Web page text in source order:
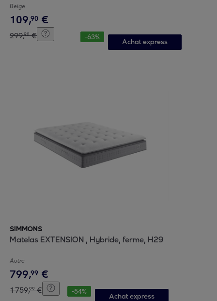
Beige
109,90 €
299,90 € -63%
Achat express
SIMMONS
Matelas EXTENSION , Hybride, ferme, H29
Autre
799,99 €
1759,99 € -54%
Achat express